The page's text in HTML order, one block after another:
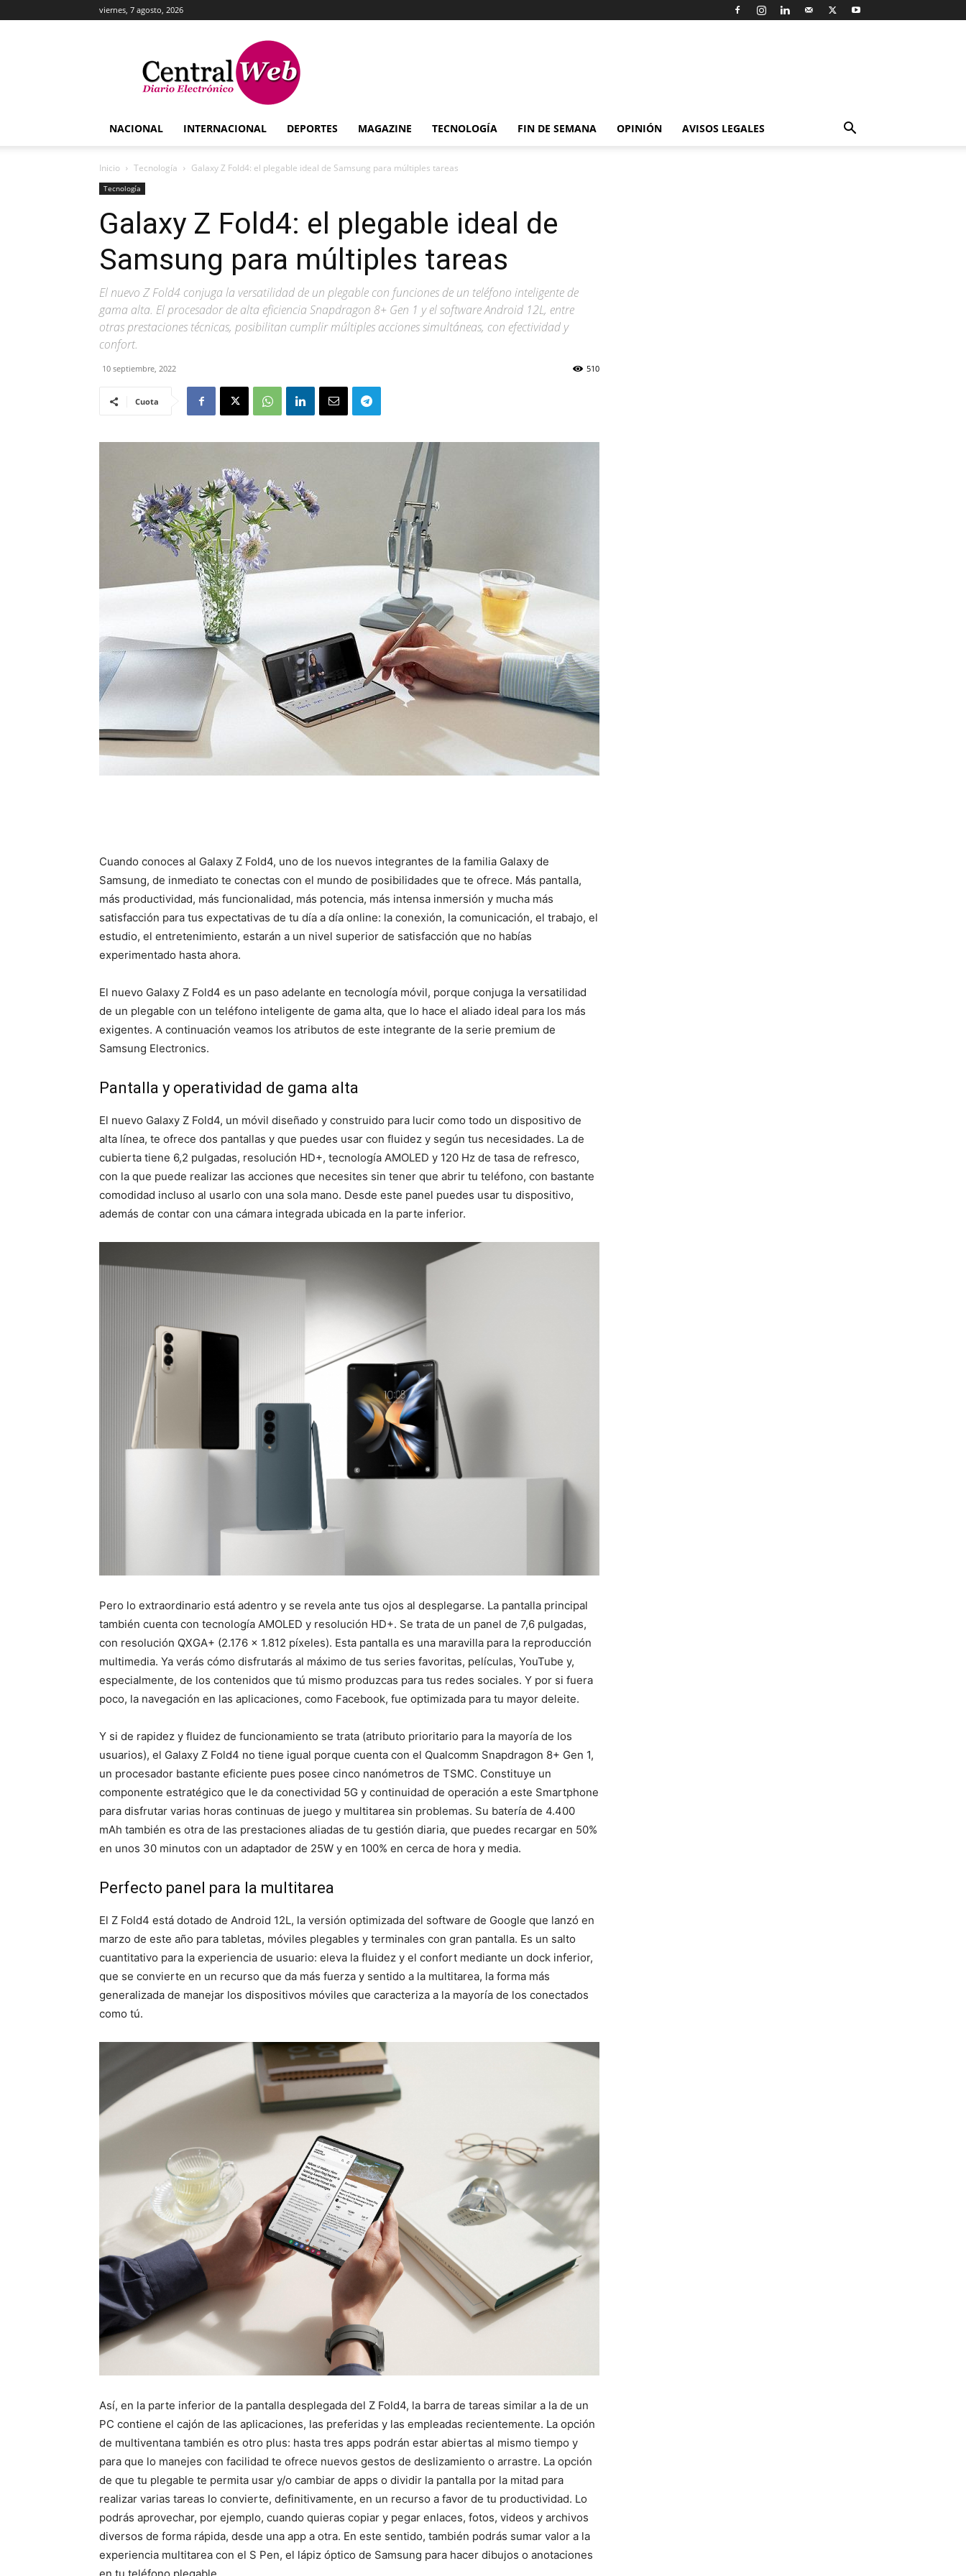
viernes, 7 agosto, 2026
Central
Web
NACIONAL INTERNACIONAL DEPORTES MAGAZINE TECNOLOGÍA FIN DE SEMANA OPINIÓN AVISOS LEGALES
Inicio Tecnología Galaxy Z Fold4: el plegable ideal de Samsung para múltiples tareas
Tecnología
Galaxy Z Fold4: el plegable ideal de
Samsung para múltiples tareas
El nuevo Z Fold4 conjuga la versatilidad de un plegable con funciones de un teléfono inteligente de
gama alta. El procesador de alta eficiencia Snapdragon 8+ Gen 1 y el software Android 12L, entre
otras prestaciones técnicas, posibilitan cumplir múltiples acciones simultáneas, con efectividad y
confort.
10 septiembre, 2022 510
Cuota
Cuando conoces al Galaxy Z Fold4, uno de los nuevos integrantes de la familia Galaxy de
Samsung, de inmediato te conectas con el mundo de posibilidades que te ofrece. Más pantalla,
más productividad, más funcionalidad, más potencia, más intensa inmersión y mucha más
satisfacción para tus expectativas de tu día a día online: la conexión, la comunicación, el trabajo, el
estudio, el entretenimiento, estarán a un nivel superior de satisfacción que no habías
experimentado hasta ahora.
El nuevo Galaxy Z Fold4 es un paso adelante en tecnología móvil, porque conjuga la versatilidad
de un plegable con un teléfono inteligente de gama alta, que lo hace el aliado ideal para los más
exigentes. A continuación veamos los atributos de este integrante de la serie premium de
Samsung Electronics.
Pantalla y operatividad de gama alta
El nuevo Galaxy Z Fold4, un móvil diseñado y construido para lucir como todo un dispositivo de
alta línea, te ofrece dos pantallas y que puedes usar con fluidez y según tus necesidades. La de
cubierta tiene 6,2 pulgadas, resolución HD+, tecnología AMOLED y 120 Hz de tasa de refresco,
con la que puede realizar las acciones que necesites sin tener que abrir tu teléfono, con bastante
comodidad incluso al usarlo con una sola mano. Desde este panel puedes usar tu dispositivo,
además de contar con una cámara integrada ubicada en la parte inferior.
Pero lo extraordinario está adentro y se revela ante tus ojos al desplegarse. La pantalla principal
también cuenta con tecnología AMOLED y resolución HD+. Se trata de un panel de 7,6 pulgadas,
con resolución QXGA+ (2.176 × 1.812 píxeles). Esta pantalla es una maravilla para la reproducción
multimedia. Ya verás cómo disfrutarás al máximo de tus series favoritas, películas, YouTube y,
especialmente, de los contenidos que tú mismo produzcas para tus redes sociales. Y por si fuera
poco, la navegación en las aplicaciones, como Facebook, fue optimizada para tu mayor deleite.
Y si de rapidez y fluidez de funcionamiento se trata (atributo prioritario para la mayoría de los
usuarios), el Galaxy Z Fold4 no tiene igual porque cuenta con el Qualcomm Snapdragon 8+ Gen 1,
un procesador bastante eficiente pues posee cinco nanómetros de TSMC. Constituye un
componente estratégico que le da conectividad 5G y continuidad de operación a este Smartphone
para disfrutar varias horas continuas de juego y multitarea sin problemas. Su batería de 4.400
mAh también es otra de las prestaciones aliadas de tu gestión diaria, que puedes recargar en 50%
en unos 30 minutos con un adaptador de 25W y en 100% en cerca de hora y media.
Perfecto panel para la multitarea
El Z Fold4 está dotado de Android 12L, la versión optimizada del software de Google que lanzó en
marzo de este año para tabletas, móviles plegables y terminales con gran pantalla. Es un salto
cuantitativo para la experiencia de usuario: eleva la fluidez y el confort mediante un dock inferior,
que se convierte en un recurso que da más fuerza y sentido a la multitarea, la forma más
generalizada de manejar los dispositivos móviles que caracteriza a la mayoría de los conectados
como tú.
Así, en la parte inferior de la pantalla desplegada del Z Fold4, la barra de tareas similar a la de un
PC contiene el cajón de las aplicaciones, las preferidas y las empleadas recientemente. La opción
de multiventana también es otro plus: hasta tres apps podrán estar abiertas al mismo tiempo y
para que lo manejes con facilidad te ofrece nuevos gestos de deslizamiento o arrastre. La opción
de que tu plegable te permita usar y/o cambiar de apps o dividir la pantalla por la mitad para
realizar varias tareas lo convierte, definitivamente, en un recurso a favor de tu productividad. Lo
podrás aprovechar, por ejemplo, cuando quieras copiar y pegar enlaces, fotos, videos y archivos
diversos de forma rápida, desde una app a otra. En este sentido, también podrás sumar valor a la
experiencia multitarea con el S Pen, el lápiz óptico de Samsung para hacer dibujos o anotaciones